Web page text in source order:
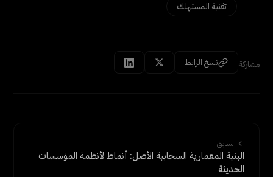
تقنية المستهلك
مشاركة نسخ الرابط
السابق
البنية المعمارية السحابية الأصل: أنماط لأنظمة المؤسسات
الحديثة